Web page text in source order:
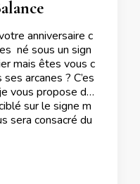
anniversaire c
né sous un sign
mais êtes vous c
arcanes ? C’es
vous propose de
sur le signe m
sera consacré du